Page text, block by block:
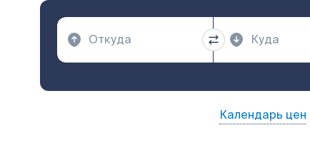
Календарь цен